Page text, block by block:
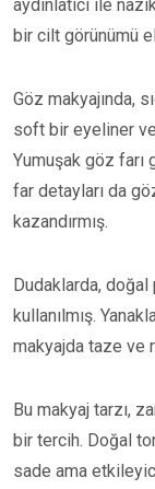
aydınlatıcı ile
bir cilt görünümü
Göz makyajında,
soft bir eyeliner
Yumuşak göz farı
far detayları da
kazandırmış.
Dudaklarda, doğal
kullanılmış.
makyajda taze ve
Bu makyaj tarzı,
bir tercih. Doğal
sade ama